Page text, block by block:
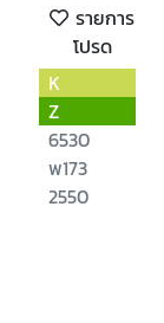
รายการ
โปรด
K
Z
6530
พ173
2550